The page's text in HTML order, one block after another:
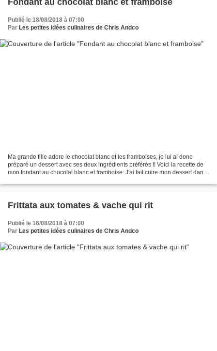
Publié le 18/08/2018 à 07:00
Par Les petites idées culinaires de Chris Andco
Ma grande fille adore le chocolat blanc et les framboises, je lui ai donc
préparé un dessert avec ses deux ingrédients préférés !! Voici la recette de
mon fondant au chocolat blanc et framboise. J'ai fait cuire mon dessert dans
Frittata aux tomates & vache qui rit
Publié le 16/08/2018 à 07:00
Par Les petites idées culinaires de Chris Andco